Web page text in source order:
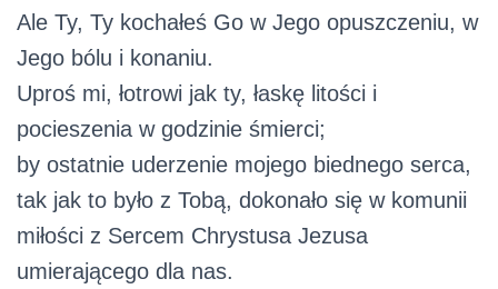
Ale Ty, Ty kochałeś Go w Jego opuszczeniu, w
Jego bólu i konaniu.
Uproś mi, łotrowi jak ty, łaskę litości i
pocieszenia w godzinie śmierci;
by ostatnie uderzenie mojego biednego serca,
tak jak to było z Tobą, dokonało się w komunii
miłości z Sercem Chrystusa Jezusa
umierającego dla nas.